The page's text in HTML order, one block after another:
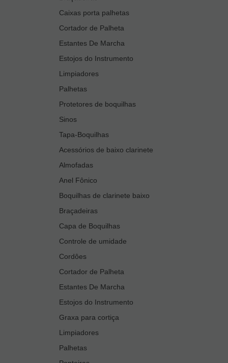
Caixas porta palhetas
Cortador de Palheta
Estantes De Marcha
Estojos do Instrumento
Limpiadores
Palhetas
Protetores de boquilhas
Sinos
Tapa-Boquilhas
Acessórios de baixo clarinete
Almofadas
Anel Fônico
Boquilhas de clarinete baixo
Braçadeiras
Capa de Boquilhas
Controle de umidade
Cordôes
Cortador de Palheta
Estantes De Marcha
Estojos do Instrumento
Graxa para cortiça
Limpiadores
Palhetas